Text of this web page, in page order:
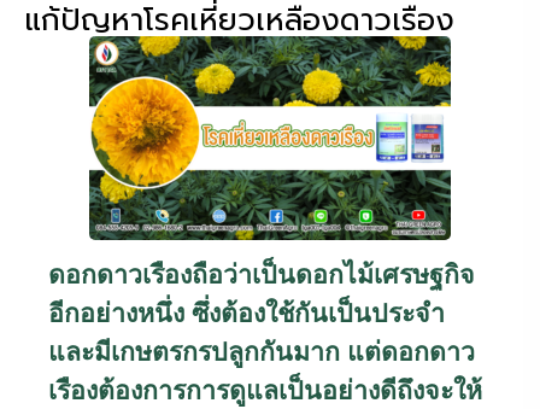
แก้ปัญหาโรคเหี่ยวเหลืองดาวเรือง
ดอกดาวเรืองถือว่าเป็นดอกไม้เศรษฐกิจ
อีกอย่างหนึ่ง ซึ่งต้องใช้กันเป็นประจำ
และมีเกษตรกรปลูกกันมาก แต่ดอกดาว
เรืองต้องการการดูแลเป็นอย่างดีถึงจะให้